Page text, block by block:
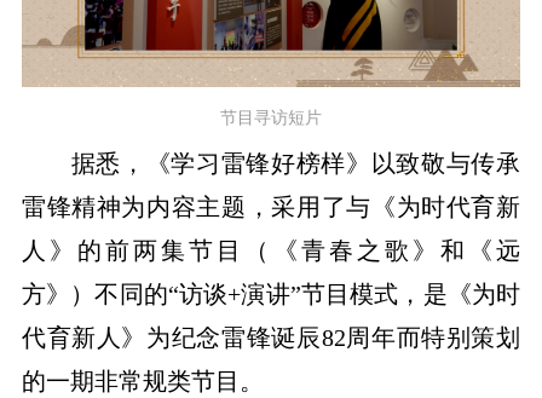
节目寻访短片
据悉，《学习雷锋好榜样》以致敬与传承
雷锋精神为内容主题，采用了与《为时代育新
人》的前两集节目（《青春之歌》和《远
方》）不同的“访谈+演讲”节目模式，是《为时
代育新人》为纪念雷锋诞辰82周年而特别策划
的一期非常规类节目。